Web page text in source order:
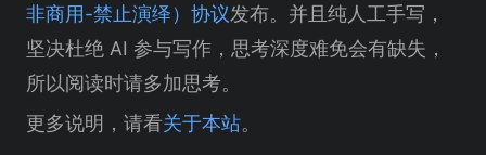
非商用-禁止演绎）协议发布。并且纯人工手写，
坚决杜绝 AI 参与写作，思考深度难免会有缺失，
所以阅读时请多加思考。
更多说明，请看关于本站。